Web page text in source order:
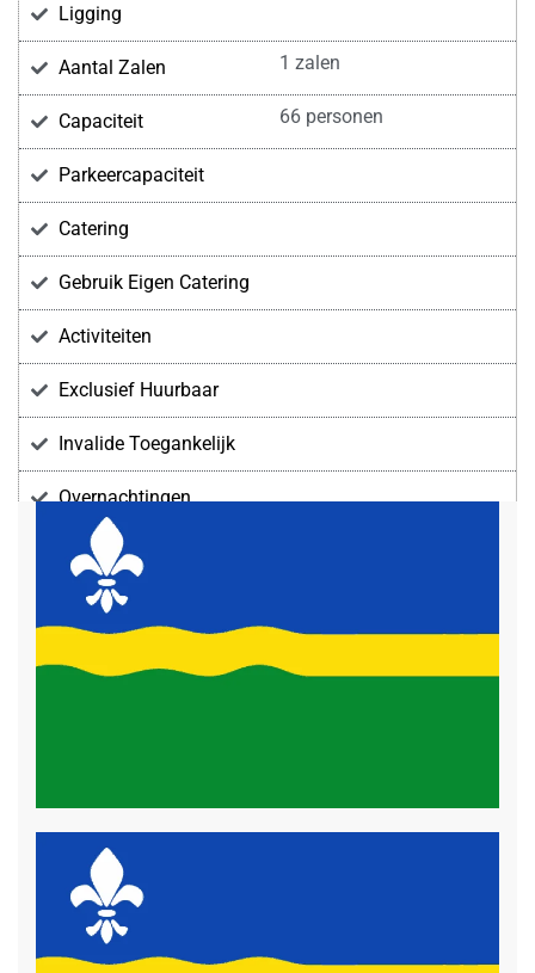
Ligging
Aantal Zalen 1 zalen
Capaciteit 66 personen
Parkeercapaciteit
Catering
Gebruik Eigen Catering
Activiteiten
Exclusief Huurbaar
Invalide Toegankelijk
Overnachtingen
Voorzieningen